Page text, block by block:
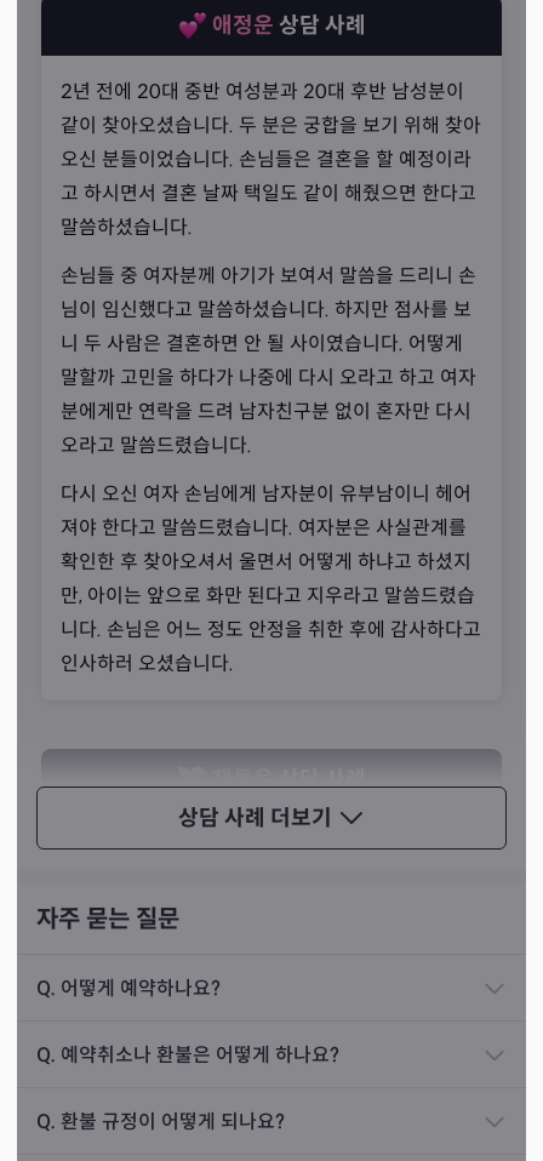
오로지 공수만 드립니다
“굿, 부적, 비방 없이 공수로만 해결합니다.”
선생님께선 상담 이외의 방법을 통해 문제 해결에 접근하는
것을 삼가십니다. 효과가 문제라기보단 어렵고 힘들어서 오
시는 손님들이 많은데 값비싼 비용이 필요한 방법으로 접근
하기 불편하다고 생각하시는 것이죠. 그래서 선생님께선 상
담비 이외의 비용을 청구하지는 않으신다고 합니다.
선생님께선 굿이나 부적 등을 권하지 않는 것이 무속업을
말씀하셨습니다. 선생님의 이러한 강직한 자세는 공수만 가
상담 사례 더보기
애정운 상담 사례
2년 전에 20대 중반 여성분과 20대 후반 남성분이
같이 찾아오셨습니다. 두 분은 궁합을 보기 위해 찾아
오신 분들이었습니다. 손님들은 결혼을 할 예정이라
고 하시면서 결혼 날짜 택일도 같이 해줬으면 한다고
말씀하셨습니다.
손님들 중 여자분께 아기가 보여서 말씀을 드리니 손
님이 임신했다고 말씀하셨습니다. 하지만 점사를 보
니 두 사람은 결혼하면 안 될 사이였습니다. 어떻게
말할까 고민을 하다가 나중에 다시 오라고 하고 여자
분에게만 연락을 드려 남자친구분 없이 혼자만 다시
오라고 말씀드렸습니다.
다시 오신 여자 손님에게 남자분이 유부남이니 헤어
져야 한다고 말씀드렸습니다. 여자분은 사실관계를
확인한 후 찾아오셔서 울면서 어떻게 하냐고 하셨지
만, 아이는 앞으로 화만 된다고 지우라고 말씀드렸습
니다. 손님은 어느 정도 안정을 취한 후에 감사하다고
인사하러 오셨습니다.
6년 전에 50대 부부가 찾아오셨습니다. 두 분은 어느
이셨는데 새로운 사업을 시작해볼까 하고 저를 찾아
궁금하여 물어보러 오신 상황이었습니다.
부를 모두 날릴 것이라는 공수가 나와 그대로 전해드
확신을 가지고 저를 설득하려 하셨습니다. 그래서 더
자주 묻는 질문
Q. 어떻게 예약하나요?
Q. 예약취소나 환불은 어떻게 하나요?
Q. 환불 규정이 어떻게 되나요?